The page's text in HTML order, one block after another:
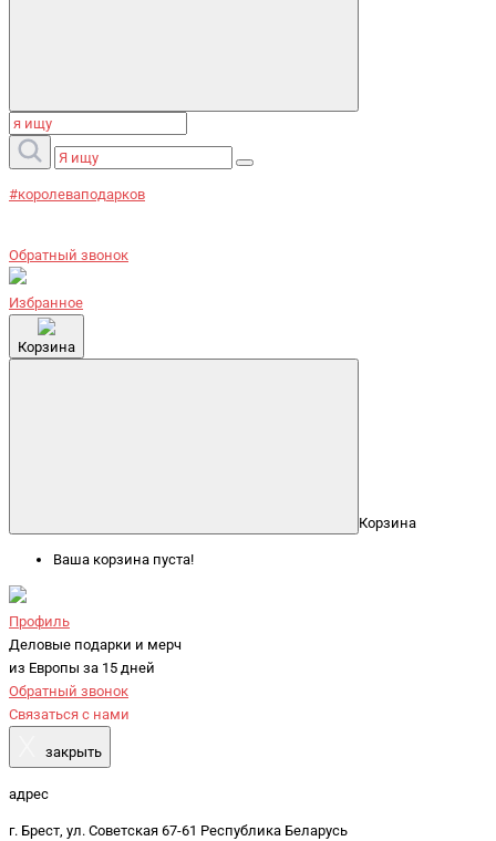
#королеваподарков
Обратный звонок
Избранное
Корзина
Корзина
Ваша корзина пуста!
Профиль
Деловые подарки и мерч
из Европы за 15 дней
Обратный звонок
Связаться с нами
закрыть
адрес
г. Брест, ул. Советская 67-61 Республика Беларусь